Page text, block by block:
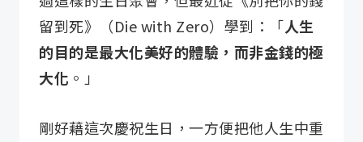
留到死》（Die with Zero）學到：「人生
的目的是最大化美好的體驗，而非金錢的極
大化 。」
剛好藉這次慶祝生日，一方便把他人生中重